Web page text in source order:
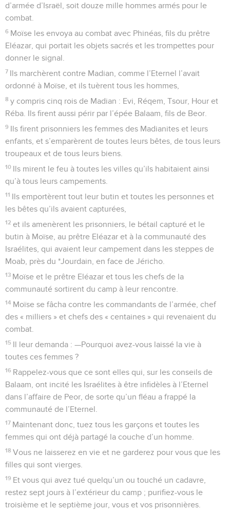
d’armée d’Israël, soit douze mille hommes armés pour le
combat.
6 Moïse les envoya au combat avec Phinéas, fils du prêtre
Eléazar, qui portait les objets sacrés et les trompettes pour
donner le signal.
7 Ils marchèrent contre Madian, comme l’Eternel l’avait
ordonné à Moïse, et ils tuèrent tous les hommes,
8 y compris cinq rois de Madian : Evi, Réqem, Tsour, Hour et
Réba. Ils firent aussi périr par l’épée Balaam, fils de Beor.
9 Ils firent prisonniers les femmes des Madianites et leurs
enfants, et s’emparèrent de toutes leurs bêtes, de tous leurs
troupeaux et de tous leurs biens.
10 Ils mirent le feu à toutes les villes qu’ils habitaient ainsi
qu’à tous leurs campements.
11 Ils emportèrent tout leur butin et toutes les personnes et
les bêtes qu’ils avaient capturées,
12 et ils amenèrent les prisonniers, le bétail capturé et le
butin à Moïse, au prêtre Eléazar et à la communauté des
Israélites, qui avaient leur campement dans les steppes de
Moab, près du *Jourdain, en face de Jéricho.
13 Moïse et le prêtre Eléazar et tous les chefs de la
communauté sortirent du camp à leur rencontre.
14 Moïse se fâcha contre les commandants de l’armée, chef
des « milliers » et chefs des « centaines » qui revenaient du
combat.
15 Il leur demanda : —Pourquoi avez-vous laissé la vie à
toutes ces femmes ?
16 Rappelez-vous que ce sont elles qui, sur les conseils de
Balaam, ont incité les Israélites à être infidèles à l’Eternel
dans l’affaire de Peor, de sorte qu’un fléau a frappé la
communauté de l’Eternel.
17 Maintenant donc, tuez tous les garçons et toutes les
femmes qui ont déjà partagé la couche d’un homme.
18 Vous ne laisserez en vie et ne garderez pour vous que les
filles qui sont vierges.
19 Et vous qui avez tué quelqu’un ou touché un cadavre,
restez sept jours à l’extérieur du camp ; purifiez-vous le
troisième et le septième jour, vous et vos prisonnières.